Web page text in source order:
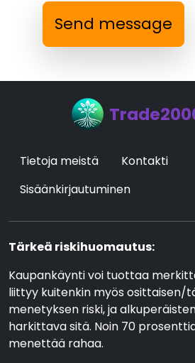
Send message
Tietoja meistä
Kontakti
Sisäänkirjautuminen
Tärkeä riskihuomautus:
Kaupankäynti voi tuottaa
liittyy kuitenkin myös osittaisen/
menetyksen riski, ja
harkittava sitä. Noin 70
menettää rahaa.